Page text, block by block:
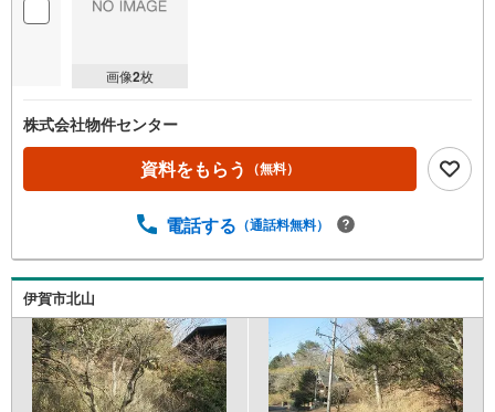
画像2枚
株式会社物件センター
資料をもらう （無料）
電話する （通話料無料）
伊賀市北山